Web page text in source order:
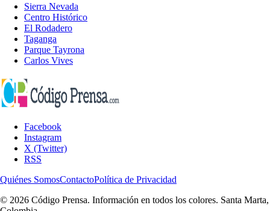
Sierra Nevada
Centro Histórico
El Rodadero
Taganga
Parque Tayrona
Carlos Vives
Facebook
Instagram
X (Twitter)
RSS
Quiénes SomosContactoPolítica de Privacidad
© 2026 Código Prensa. Información en todos los colores. Santa Marta,